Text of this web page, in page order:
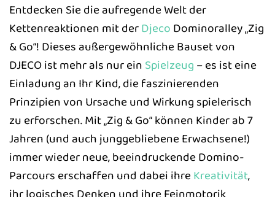
Entdecken Sie die aufregende Welt der
Kettenreaktionen mit derDjeco Dominoralley „Zig
& Go“! Dieses außergewöhnliche Bauset von
DJECO ist mehr als nur ein Spielzeug – es ist eine
Einladung an Ihr Kind, die faszinierenden
Prinzipien von Ursache und Wirkung spielerisch
zu erforschen. Mit „Zig & Go“ können Kinder ab 7
Jahren (und auch junggebliebene Erwachsene!)
immer wieder neue, beeindruckende Domino-
Parcours erschaffen und dabei ihreKreativität,